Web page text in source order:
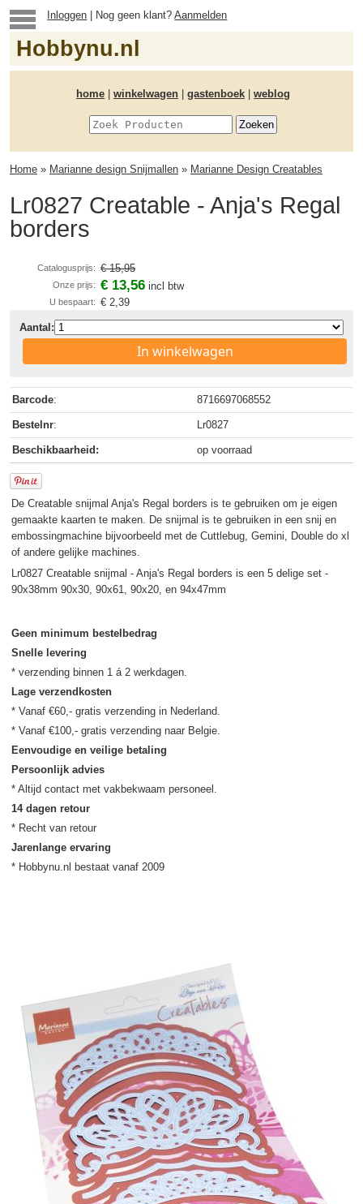
Inloggen | Nog geen klant?Aanmelden
Hobbynu.nl
home winkelwagen gastenboek weblog
Home » Marianne design Snijmallen » Marianne Design Creatables
Lr0827 Creatable - Anja's Regal
borders
Catalogusprijs: € 15,95
Onze prijs: € 13,56 incl btw
U bespaart: € 2,39
Aantal:
In winkelwagen
Barcode: 8716697068552
Bestelnr: Lr0827
Beschikbaarheid: op voorraad
De Creatable snijmal Anja's Regal borders is te gebruiken om je eigen
gemaakte kaarten te maken. De snijmal is te gebruiken in een snij en
embossingmachine bijvoorbeeld met de Cuttlebug, Gemini, Double do xl
of andere gelijke machines.
Lr0827 Creatable snijmal - Anja's Regal borders is een 5 delige set -
90x38mm 90x30, 90x61, 90x20, en 94x47mm
Geen minimum bestelbedrag
Snelle levering
Lage verzendkosten
* Vanaf €60,- gratis verzending in Nederland.
Eenvoudige en veilige betaling
Persoonlijk advies
14 dagen retour
Jarenlange ervaring
* Hobbynu.nl bestaat vanaf 2009